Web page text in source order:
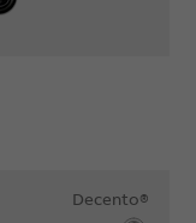
Decento®